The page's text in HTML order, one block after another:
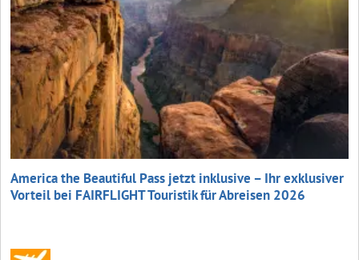
America the Beautiful Pass jetzt inklusive – Ihr exklusiver
Vorteil bei FAIRFLIGHT Touristik für Abreisen 2026